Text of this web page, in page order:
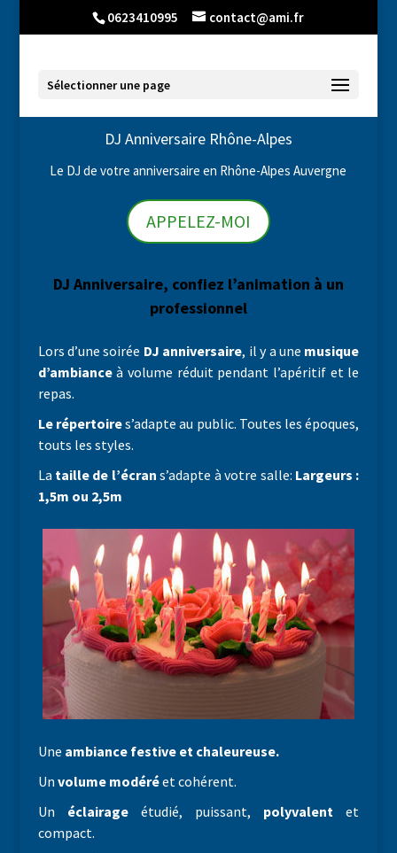
0623410995 contact@ami.fr
Sélectionner une page
DJ Anniversaire Rhône-Alpes
Le DJ de votre anniversaire en Rhône-Alpes Auvergne
APPELEZ-MOI
DJ Anniversaire, confiez l’animation à un
professionnel
Lors d’une soirée DJ anniversaire, il y a une musique
d’ambianceà volume réduit pendant l’apéritif et le
repas.
Le répertoires’adapte au public. Toutes les époques,
touts les styles.
La taille de l’écran s’adapte à votre salle: Largeurs :
1,5m ou 2,5m
Une ambiance festive et chaleureuse.
Un volume modéréet cohérent.
Un éclairageétudié, puissant, polyvalentet
compact.